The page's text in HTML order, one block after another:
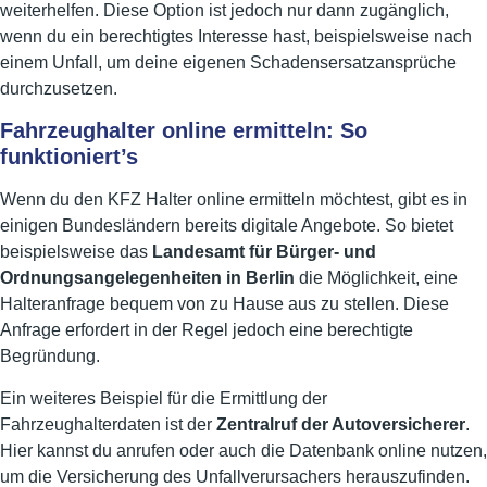
weiterhelfen. Diese Option ist jedoch nur dann zugänglich,
wenn du ein berechtigtes Interesse hast, beispielsweise nach
einem Unfall, um deine eigenen Schadensersatzansprüche
durchzusetzen.
Fahrzeughalter online ermitteln: So
funktioniert’s
Wenn du den KFZ Halter online ermitteln möchtest, gibt es in
einigen Bundesländern bereits digitale Angebote. So bietet
beispielsweise das Landesamt für Bürger- und
Ordnungsangelegenheiten in Berlin die Möglichkeit, eine
Halteranfrage bequem von zu Hause aus zu stellen. Diese
Anfrage erfordert in der Regel jedoch eine berechtigte
Begründung.
Ein weiteres Beispiel für die Ermittlung der
Fahrzeughalterdaten ist der Zentralruf der Autoversicherer.
Hier kannst du anrufen oder auch die Datenbank online nutzen,
um die Versicherung des Unfallverursachers herauszufinden.